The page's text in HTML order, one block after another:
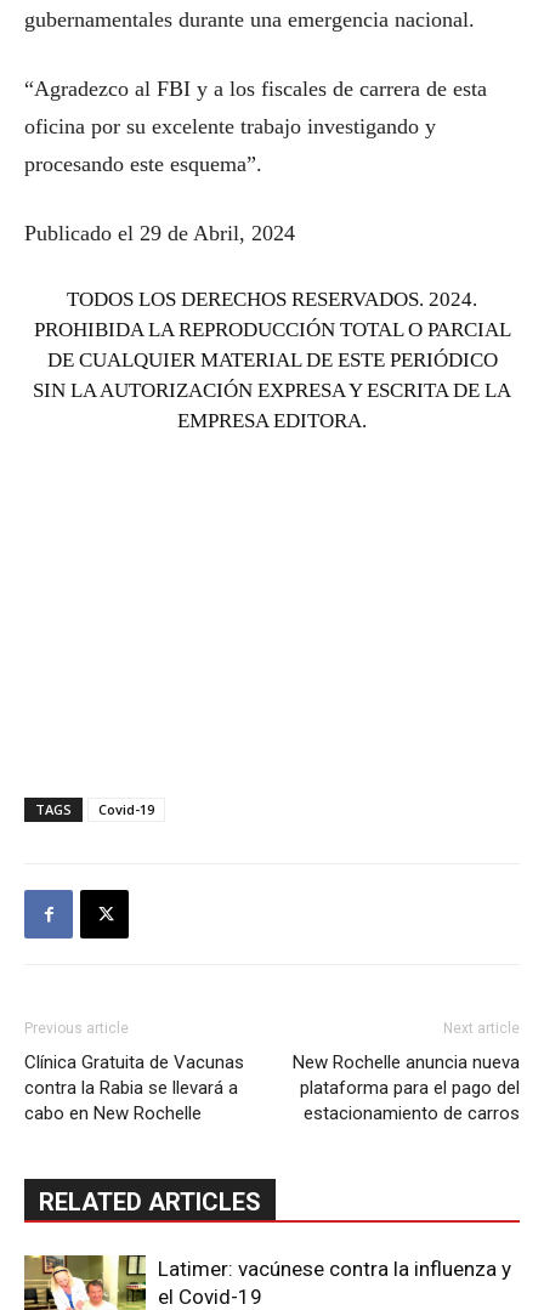
gubernamentales durante una emergencia nacional.
“Agradezco al FBI y a los fiscales de carrera de esta
oficina por su excelente trabajo investigando y
procesando este esquema”.
Publicado el 29 de Abril, 2024
TODOS LOS DERECHOS RESERVADOS. 2024.
PROHIBIDA LA REPRODUCCIÓN TOTAL O PARCIAL
DE CUALQUIER MATERIAL DE ESTE PERIÓDICO
SIN LA AUTORIZACIÓN EXPRESA Y ESCRITA DE LA
EMPRESA EDITORA.
TAGS Covid-19
Previous article
Clínica Gratuita de Vacunas
contra la Rabia se llevará a
cabo en New Rochelle
Next article
New Rochelle anuncia nueva
plataforma para el pago del
estacionamiento de carros
RELATED ARTICLES
Latimer: vacúnese contra la influenza y
el Covid-19